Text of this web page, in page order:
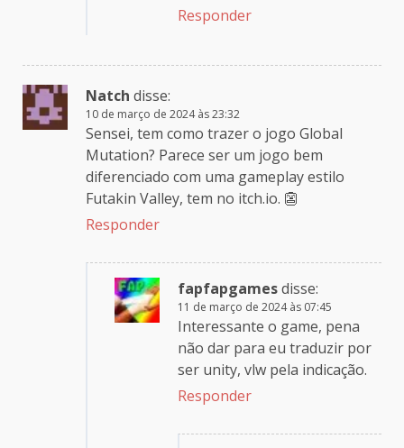
Responder
Natch disse:
10 de março de 2024 às 23:32
Sensei, tem como trazer o jogo Global
Mutation? Parece ser um jogo bem
diferenciado com uma gameplay estilo
Futakin Valley, tem no itch.io. 👺
Responder
fapfapgamesdisse:
11 de março de 2024 às 07:45
Interessante o game, pena
não dar para eu traduzir por
ser unity, vlw pela indicação.
Responder